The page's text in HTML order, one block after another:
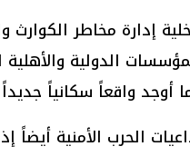
إدارة مخاطر الكوارث
الدولية والأهلية
ما أوجد واقعاً سكانياً
الحرب الأمنية أيضاً